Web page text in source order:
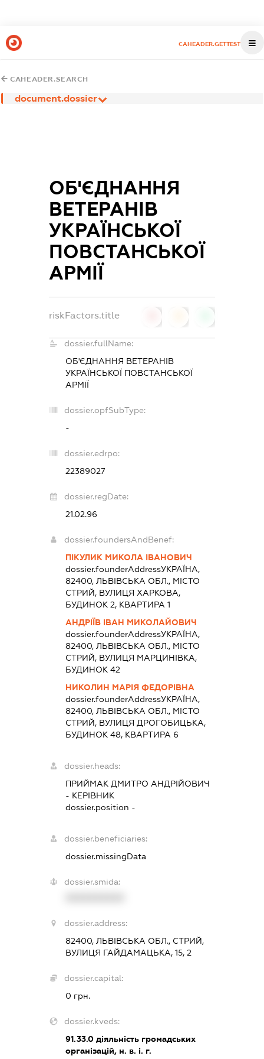
CAHEADER.GETTEST
CAHEADER.SEARCH
document.dossier
ОБ'ЄДНАННЯ
ВЕТЕРАНІВ
УКРАЇНСЬКОЇ
ПОВСТАНСЬКОЇ
АРМІЇ
riskFactors.title
dossier.fullName:
ОБ'ЄДНАННЯ ВЕТЕРАНІВ
УКРАЇНСЬКОЇ ПОВСТАНСЬКОЇ
АРМІЇ
dossier.opfSubType:
-
dossier.edrpo:
22389027
dossier.regDate:
21.02.96
dossier.foundersAndBenef:
ПІКУЛИК МИКОЛА ІВАНОВИЧ
dossier.founderAddressУКРАЇНА,
82400, ЛЬВІВСЬКА ОБЛ., МІСТО
СТРИЙ, ВУЛИЦЯ ХАРКОВА,
БУДИНОК 2, КВАРТИРА 1
АНДРІЇВ ІВАН МИКОЛАЙОВИЧ
dossier.founderAddressУКРАЇНА,
82400, ЛЬВІВСЬКА ОБЛ., МІСТО
СТРИЙ, ВУЛИЦЯ МАРЦИНІВКА,
БУДИНОК 42
НИКОЛИН МАРІЯ ФЕДОРІВНА
dossier.founderAddressУКРАЇНА,
82400, ЛЬВІВСЬКА ОБЛ., МІСТО
СТРИЙ, ВУЛИЦЯ ДРОГОБИЦЬКА,
БУДИНОК 48, КВАРТИРА 6
dossier.heads:
ПРИЙМАК ДМИТРО АНДРІЙОВИЧ
- КЕРІВНИК
dossier.position -
dossier.beneficiaries:
dossier.missingData
dossier.smida:
dossier.address:
82400, ЛЬВІВСЬКА ОБЛ., СТРИЙ,
ВУЛИЦЯ ГАЙДАМАЦЬКА, 15, 2
dossier.capital:
0 грн.
dossier.kveds:
91.33.0діяльність громадських
організацій, н. в. і. г.